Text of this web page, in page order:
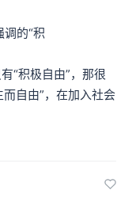
调的“积
“积极自由”，那很
自由”，在加入社会